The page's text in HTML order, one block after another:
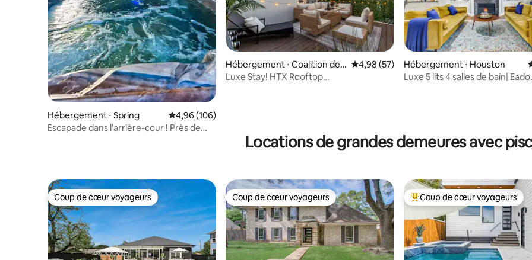
Hébergement ⋅ Spring Évaluation moyenne sur la base de 106 commentaires : 4,96 sur 5
4,96 (106)
Escapade dans l'arrière-cour ! Près de
Hébergement ⋅ Coalition de
l'Avenue Washington / Parc M
Évaluation moyenne sur la base de 57
4,98 (57)
Luxe Stay! HTX Rooftop
Hébergement ⋅ Houston
Luxe 5 lits 4 salles de bain| Eado
Locations de grandes demeures avec
Coup de cœur voyageurs
Coup de cœur voyageurs Coup de cœur voyageurs
Coup de cœur voyageurs Coups de cœur voyageurs les
Coup de cœur voyageurs